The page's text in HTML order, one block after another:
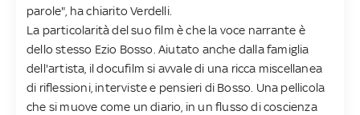
parole", ha chiarito Verdelli.
La particolarità del suo film è che la voce narrante è
dello stesso Ezio Bosso. Aiutato anche dalla famiglia
dell'artista, il docufilm si avvale di una ricca miscellanea
di riflessioni, interviste e pensieri di Bosso. Una pellicola
che si muove come un diario, in un flusso di coscienza